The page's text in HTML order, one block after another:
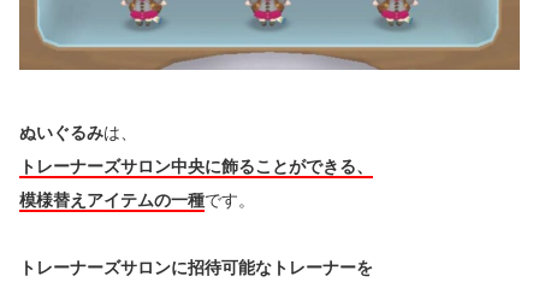
ぬいぐるみは、
トレーナーズサロン中央に飾ることができる、
模様替えアイテムの一種です。
トレーナーズサロンに招待可能なトレーナーを